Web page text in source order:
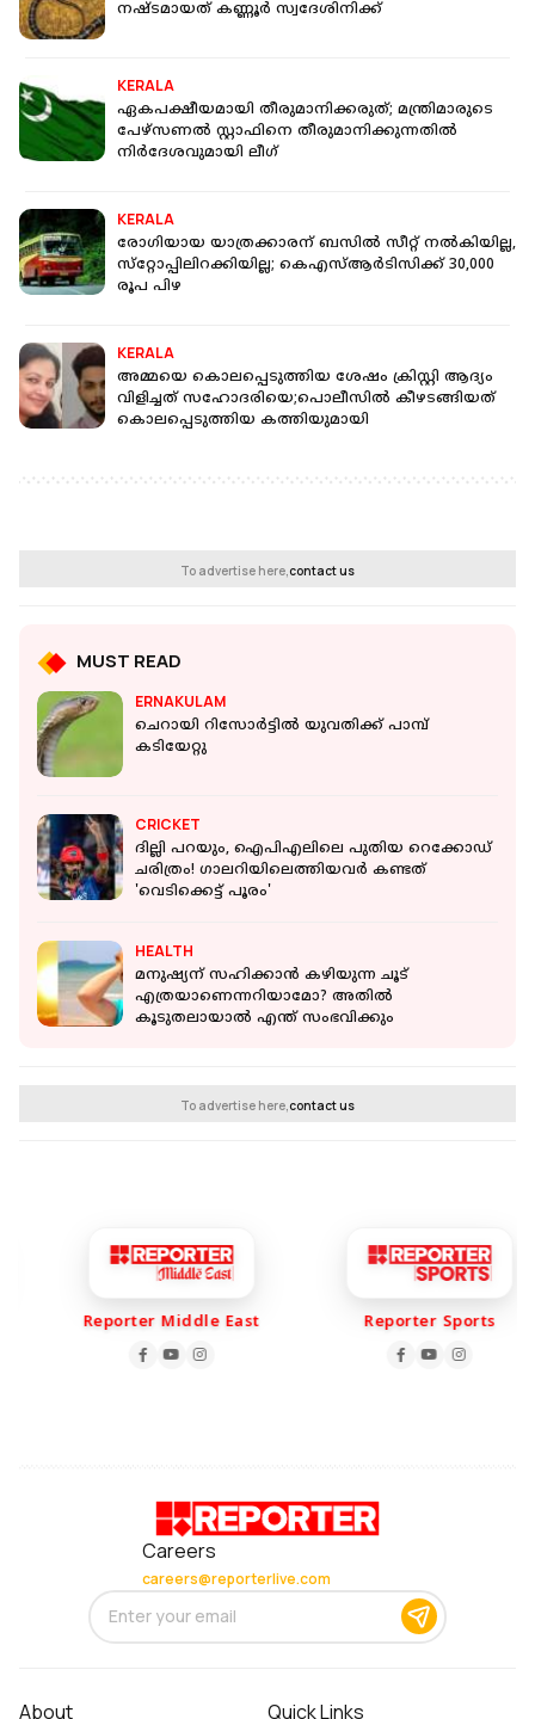
നഷ്ടമായത് കണ്ണൂർ സ്വദേശിനിക്ക്
KERALA
ഏകപക്ഷീയമായി തീരുമാനിക്കരുത്; മന്ത്രിമാരുടെ
പേഴ്‌സണല്‍ സ്റ്റാഫിനെ തീരുമാനിക്കുന്നതില്‍
നിര്‍ദേശവുമായി ലീഗ്
KERALA
രോഗിയായ യാത്രക്കാരന് ബസിൽ സീറ്റ് നല്‍കിയില്ല,
സ്‌റ്റോപ്പിലിറക്കിയില്ല; കെഎസ്ആര്‍ടിസിക്ക് 30,000
രൂപ പിഴ
KERALA
അമ്മയെ കൊലപ്പെടുത്തിയ ശേഷം ക്രിസ്റ്റി ആദ്യം
വിളിച്ചത് സഹോദരിയെ;പൊലീസിൽ കീഴടങ്ങിയത്
കൊലപ്പെടുത്തിയ കത്തിയുമായി
To advertise here,contact us
MUST READ
ERNAKULAM
ചെറായി റിസോര്‍ട്ടില്‍ യുവതിക്ക് പാമ്പ്
കടിയേറ്റു
CRICKET
ദില്ലി പറയും, ഐപിഎലിലെ പുതിയ റെക്കോഡ്
ചരിത്രം! ഗാലറിയിലെത്തിയവര്‍ കണ്ടത്
'വെടിക്കെട്ട് പൂരം'
HEALTH
മനുഷ്യന് സഹിക്കാന്‍ കഴിയുന്ന ചൂട്
എത്രയാണെന്നറിയാമോ? അതില്‍
കൂടുതലായാല്‍ എന്ത് സംഭവിക്കും
To advertise here,contact us
Reporter Middle East Reporter Sports
Careers
careers@reporterlive.com
About Quick Links